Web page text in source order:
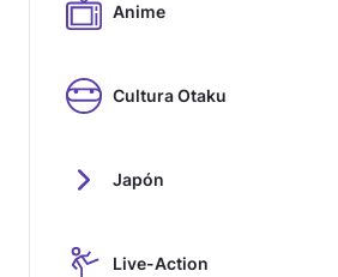
Anime
Cultura Otaku
Japón
Live-Action